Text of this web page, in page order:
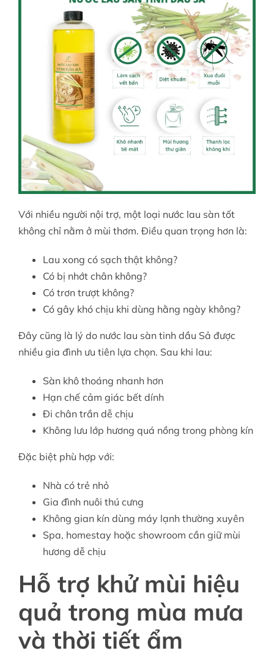
Với nhiều người nội trợ, một loại nước lau sàn tốt
không chỉ nằm ở mùi thơm. Điều quan trọng hơn là:
Lau xong có sạch thật không?
Có bị nhớt chân không?
Có trơn trượt không?
Có gây khó chịu khi dùng hằng ngày không?
Đây cũng là lý do nước lau sàn tinh dầu Sả được
nhiều gia đình ưu tiên lựa chọn. Sau khi lau:
Sàn khô thoáng nhanh hơn
Hạn chế cảm giác bết dính
Đi chân trần dễ chịu
Không lưu lớp hương quá nồng trong phòng kín
Đặc biệt phù hợp với:
Nhà có trẻ nhỏ
Gia đình nuôi thú cưng
Không gian kín dùng máy lạnh thường xuyên
Spa, homestay hoặc showroom cần giữ mùi
hương dễ chịu
Hỗ trợ khử mùi hiệu
quả trong mùa mưa
và thời tiết ẩm